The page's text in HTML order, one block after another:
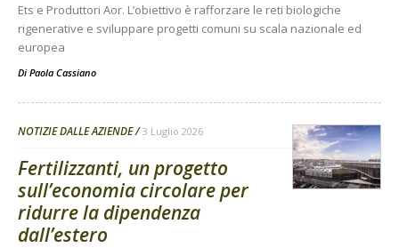
Ets e Produttori Aor. L’obiettivo è rafforzare le reti biologiche
rigenerative e sviluppare progetti comuni su scala nazionale ed
europea
Di Paola Cassiano
NOTIZIE DALLE AZIENDE 3 Luglio 2026
Fertilizzanti, un progetto
sull’economia circolare per
ridurre la dipendenza
dall’estero